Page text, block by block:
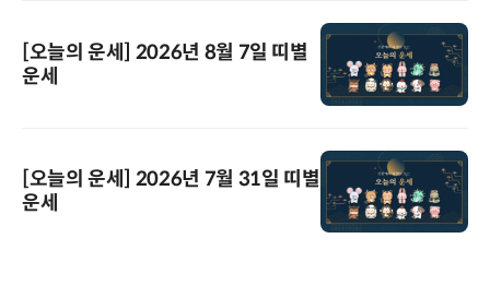
[오늘의 운세] 2026년 8월 7일 띠별
운세
[오늘의 운세] 2026년 7월 31일 띠별
운세